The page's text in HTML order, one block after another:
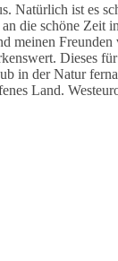
Natürlich ist es
die schöne
meinen
Dieses
in der Natur
Land.